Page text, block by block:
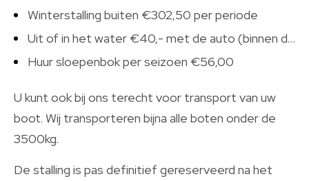
Winterstalling buiten €302,50 per periode
Uit of in het water €40,- met de auto (binnen de tien kilometer v.v.), buiten 10 km op aanvraag.
Huur sloepenbok per seizoen €56,00
U kunt ook bij ons terecht voor transport van uw
boot. Wij transporteren bijna alle boten onder de
3500kg.
De stalling is pas definitief gereserveerd na het